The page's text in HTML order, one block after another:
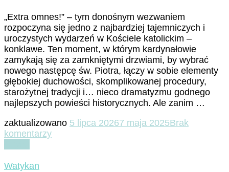
„Extra omnes!” – tym donośnym wezwaniem
rozpoczyna się jedno z najbardziej tajemniczych i
uroczystych wydarzeń w Kościele katolickim –
konklawe. Ten moment, w którym kardynałowie
zamykają się za zamkniętymi drzwiami, by wybrać
nowego następcę św. Piotra, łączy w sobie elementy
głębokiej duchowości, skomplikowanej procedury,
starożytnej tradycji i… nieco dramatyzmu godnego
najlepszych powieści historycznych. Ale zanim …
zaktualizowano 5 lipca 20267 maja 2025Brak
komentarzydo
Watykan